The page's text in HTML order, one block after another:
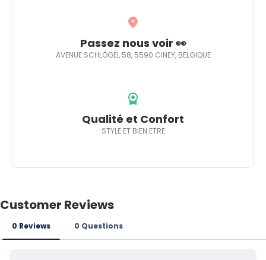
Passez nous voir 👀
AVENUE SCHLÖGEL 58, 5590 CINEY, BELGIQUE
Qualité et Confort
STYLE ET BIEN ETRE